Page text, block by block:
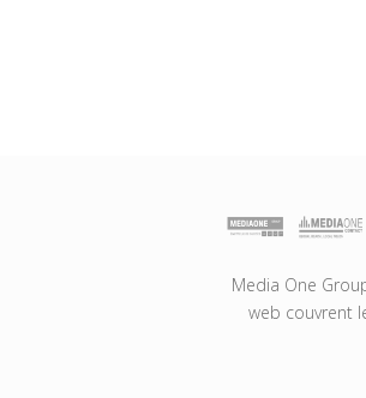
Media One
web couvrent